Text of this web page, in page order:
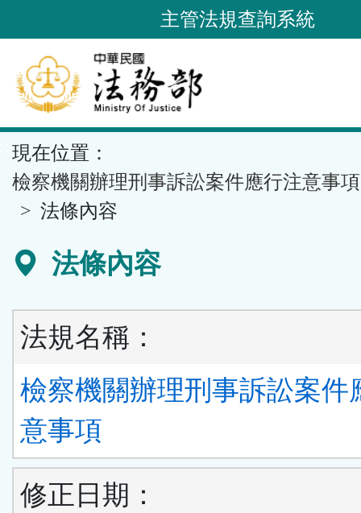
到
要
內
容
區
塊
主管法規查詢系統
現在位置：
檢察機關辦理刑事訴訟案件應行注意事項
法條內容
法條內容
法規名稱：
檢察機關辦理刑事訴訟案件
意事項
修正日期：